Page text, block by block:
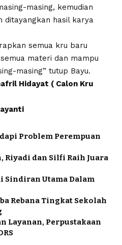
masing, kemudian
ditayangkan hasil karya
semua kru baru
materi dan mampu
masing” tutup Bayu.
Hidayat ( Calon Kru
Problem Perempuan
Riyadi dan Silfi Raih Juara
Sindiran Utama Dalam
Rebana Tingkat Sekolah
Layanan, Perpustakaan